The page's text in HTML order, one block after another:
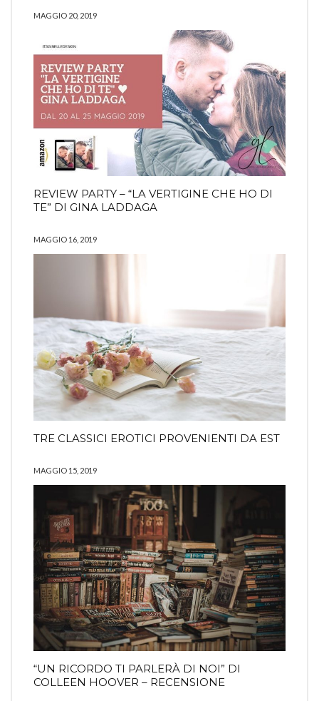
MAGGIO 20, 2019
REVIEW PARTY – “LA VERTIGINE CHE HO DI
TE” DI GINA LADDAGA
MAGGIO 16, 2019
TRE CLASSICI EROTICI PROVENIENTI DA EST
MAGGIO 15, 2019
“UN RICORDO TI PARLERÀ DI NOI” DI
COLLEEN HOOVER – RECENSIONE